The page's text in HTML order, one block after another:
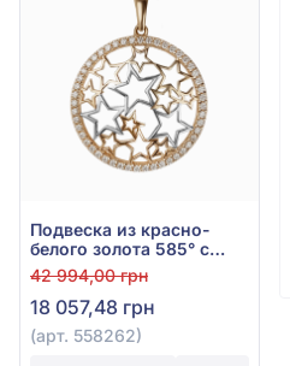
Подвеска из красно-
белого золота 585° с
фианитом, арт. 558262
42 994,00 грн
18 057,48 грн
(арт. 558262)